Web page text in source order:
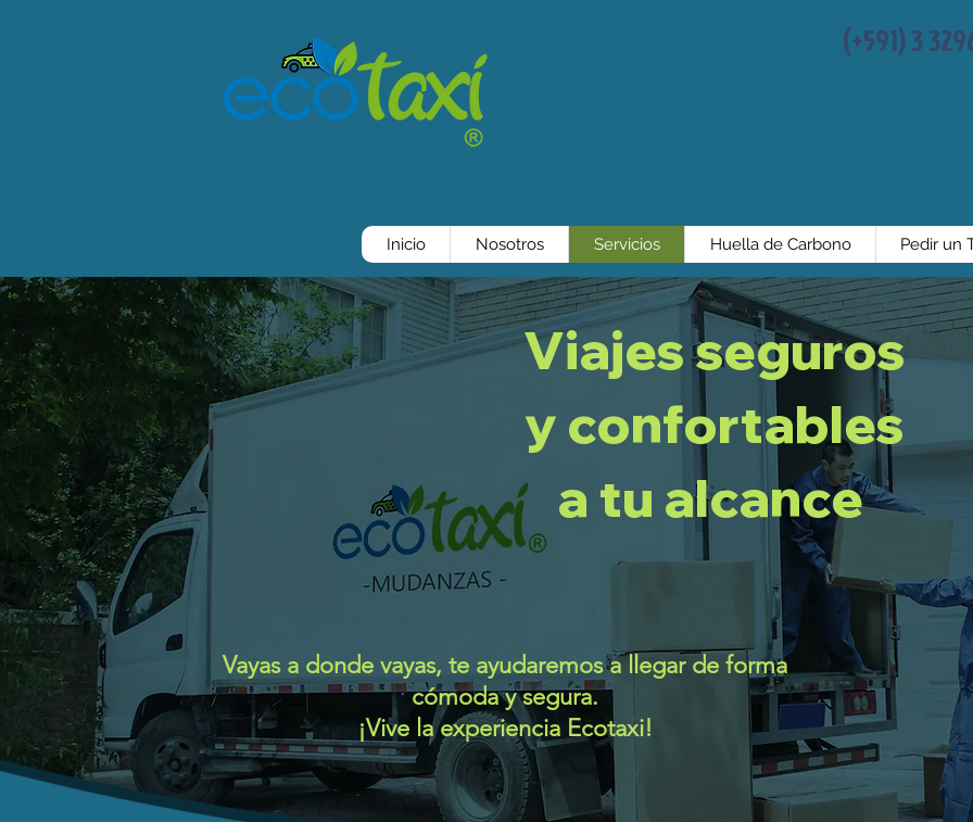
(+591) 3
Inicio Nosotros Servicios Huella de Carbono Pedir un
Viajes seguros
y confortables
a tu alcance
Vayas a donde vayas, te ayudaremos a llegar de forma
cómoda y segura.
¡Vive la experiencia Ecotaxi!